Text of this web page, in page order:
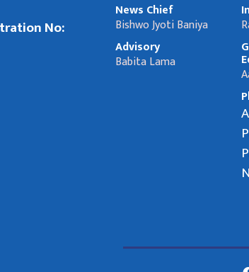
No:
News Chief
Bishwo Jyoti Baniya
Advisory
Babita Lama